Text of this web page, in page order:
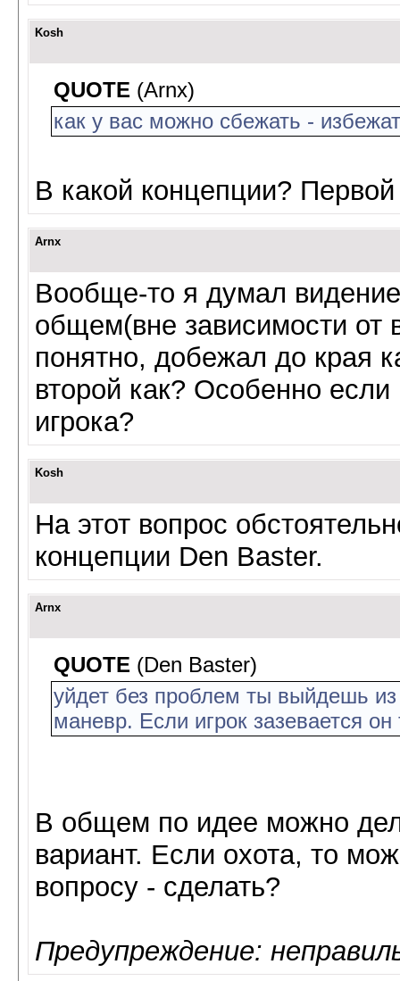
Kosh
QUOTE (Arnx)
как у вас можно сбежать -
В какой концепции?
Arnx
Вообще-то я думал
общем(вне зависимости от
понятно, добежал до края
второй как? Особенно если
игрока?
Kosh
На этот вопрос
концепции Den Baster.
Arnx
QUOTE (Den Baster)
уйдет без проблем ты выйдешь
маневр. Если игрок зазевается он
В общем по идее можно
вариант. Если охота, то
вопросу - сделать?
Предупреждение: